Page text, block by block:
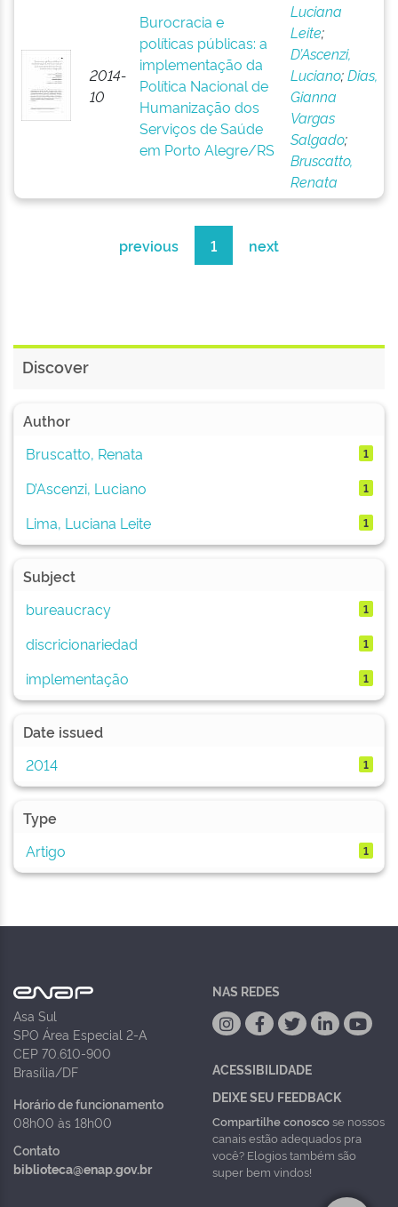
2014-
10
Burocracia e
políticas públicas: a
implementação da
Política Nacional de
Humanização dos
Serviços de Saúde
em Porto Alegre/RS
Luciana
Leite;
D’Ascenzi,
Luciano;Dias,
Gianna
Vargas
Salgado;
Bruscatto,
Renata
previous 1 next
Discover
Author
Bruscatto, Renata
1
D’Ascenzi, Luciano 1
Lima, Luciana Leite 1
Subject
bureaucracy
1
discricionariedad 1
implementação 1
Date issued
2014
1
Type
Artigo
1
Asa Sul
SPO Área Especial 2-A
CEP 70.610-900
Brasília/DF
Horário de funcionamento
08h00 às 18h00
Contato
biblioteca@enap.gov.br
NAS REDES
ACESSIBILIDADE
DEIXE SEU FEEDBACK
Compartilhe conoscose nossos
canais estão adequados pra
você? Elogios também são
super bem vindos!